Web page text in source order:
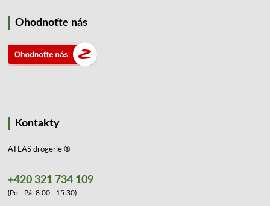
Ohodnoťte nás
Kontakty
ATLAS drogerie ®
+420 321 734 109
(Po - Pá, 8:00 - 15:30)